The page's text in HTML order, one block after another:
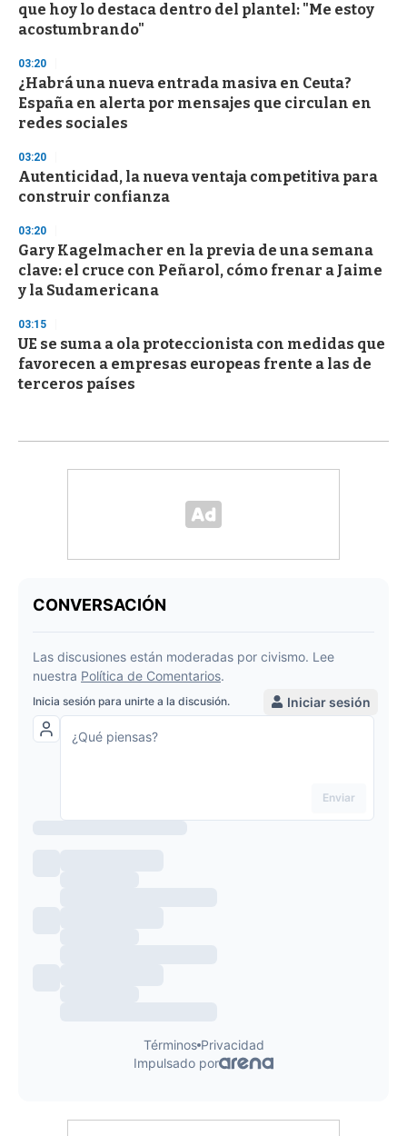
que hoy lo destaca dentro del plantel: "Me estoy
acostumbrando"
03:20
¿Habrá una nueva entrada masiva en Ceuta?
España en alerta por mensajes que circulan en
redes sociales
03:20
Autenticidad, la nueva ventaja competitiva para
construir confianza
03:20
Gary Kagelmacher en la previa de una semana
clave: el cruce con Peñarol, cómo frenar a Jaime
y la Sudamericana
03:15
UE se suma a ola proteccionista con medidas que
favorecen a empresas europeas frente a las de
terceros países